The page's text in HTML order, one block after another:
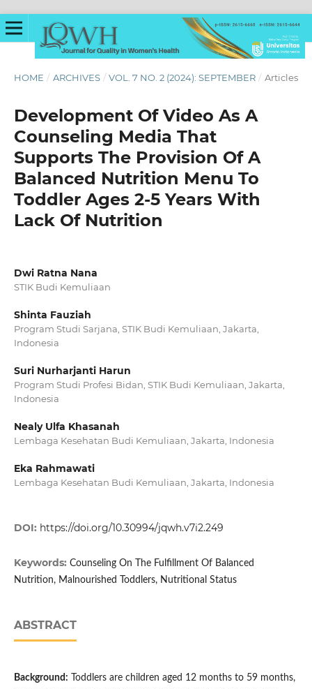
HOME / ARCHIVES / VOL. 7 NO. 2 (2024): SEPTEMBER / Articles
Development Of Video As A
Counseling Media That
Supports The Provision Of A
Balanced Nutrition Menu To
Toddler Ages 2-5 Years With
Lack Of Nutrition
Dwi Ratna Nana
STIK Budi Kemuliaan
Shinta Fauziah
Program Studi Sarjana, STIK Budi Kemuliaan, Jakarta,
Indonesia
Suri Nurharjanti Harun
Program Studi Profesi Bidan, STIK Budi Kemuliaan, Jakarta,
Indonesia
Nealy Ulfa Khasanah
Lembaga Kesehatan Budi Kemuliaan, Jakarta, Indonesia
Eka Rahmawati
Lembaga Kesehatan Budi Kemuliaan, Jakarta, Indonesia
DOI: https://doi.org/10.30994/jqwh.v7i2.249
Keywords: Counseling On The Fulfillment Of Balanced
Nutrition, Malnourished Toddlers, Nutritional Status
ABSTRACT
Background: Toddlers are children aged 12 months to 59 months,